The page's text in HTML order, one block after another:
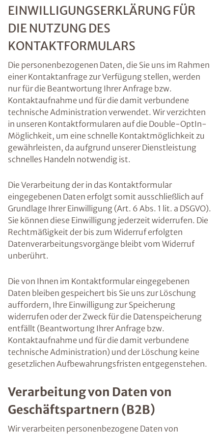
EINWILLIGUNGSERKLÄRUNG FÜR
DIE NUTZUNG DES
KONTAKTFORMULARS
Die personenbezogenen Daten, die Sie uns im Rahmen
einer Kontaktanfrage zur Verfügung stellen, werden
nur für die Beantwortung Ihrer Anfrage bzw.
Kontaktaufnahme und für die damit verbundene
technische Administration verwendet. Wir verzichten
in unseren Kontaktformularen auf die Double-OptIn-
Möglichkeit, um eine schnelle Kontaktmöglichkeit zu
gewährleisten, da aufgrund unserer Dienstleistung
schnelles Handeln notwendig ist.
Die Verarbeitung der in das Kontaktformular
eingegebenen Daten erfolgt somit ausschließlich auf
Grundlage Ihrer Einwilligung (Art. 6 Abs. 1 lit. a DSGVO).
Sie können diese Einwilligung jederzeit widerrufen. Die
Rechtmäßigkeit der bis zum Widerruf erfolgten
Datenverarbeitungsvorgänge bleibt vom Widerruf
unberührt.
Die von Ihnen im Kontaktformular eingegebenen
Daten bleiben gespeichert bis Sie uns zur Löschung
auffordern, Ihre Einwilligung zur Speicherung
widerrufen oder der Zweck für die Datenspeicherung
entfällt (Beantwortung Ihrer Anfrage bzw.
Kontaktaufnahme und für die damit verbundene
technische Administration) und der Löschung keine
gesetzlichen Aufbewahrungsfristen entgegenstehen.
Verarbeitung von Daten von
Geschäftspartnern (B2B)
Wir verarbeiten personenbezogene Daten von